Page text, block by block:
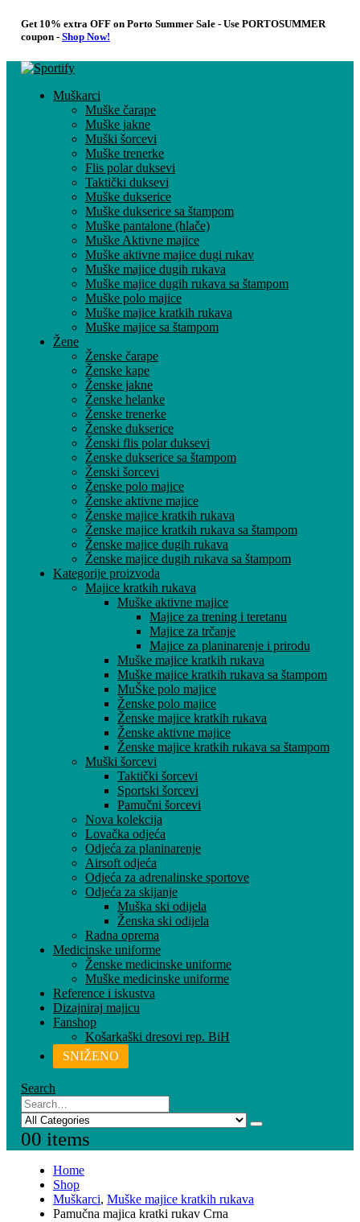
Get 10% extra OFF on Porto Summer Sale - Use PORTOSUMMER
coupon - Shop Now!
Muškarci
Muške čarape
Muške jakne
Muški šorcevi
Muške trenerke
Flis polar duksevi
Taktički duksevi
Muške dukserice
Muške dukserice sa štampom
Muške pantalone (hlače)
Muške Aktivne majice
Muške aktivne majice dugi rukav
Muške majice dugih rukava
Muške majice dugih rukava sa štampom
Muške polo majice
Muške majice kratkih rukava
Muške majice sa štampom
Žene
Ženske čarape
Ženske kape
Ženske jakne
Ženske helanke
Ženske trenerke
Ženske dukserice
Ženski flis polar duksevi
Ženske dukserice sa štampom
Ženski šorcevi
Ženske polo majice
Ženske aktivne majice
Ženske majice kratkih rukava
Ženske majice kratkih rukava sa štampom
Ženske majice dugih rukava
Ženske majice dugih rukava sa štampom
Kategorije proizvoda
Majice kratkih rukava
Muške aktivne majice
Majice za trening i teretanu
Majice za trčanje
Majice za planinarenje i prirodu
Muške majice kratkih rukava
Muške majice kratkih rukava sa štampom
MuŠke polo majice
Ženske polo majice
Ženske majice kratkih rukava
Ženske aktivne majice
Ženske majice kratkih rukava sa štampom
Muški šorcevi
Taktički šorcevi
Sportski šorcevi
Pamučni šorcevi
Nova kolekcija
Lovačka odjeća
Odjeća za planinarenje
Airsoft odjeća
Odjeća za adrenalinske sportove
Odjeća za skijanje
Muška ski odijela
Ženska ski odijela
Radna oprema
Medicinske uniforme
Ženske medicinske uniforme
Muške medicinske uniforme
Reference i iskustva
Dizajniraj majicu
Fanshop
Košarkaški dresovi rep. BiH
SNIŽENO
Search
00 items
Home
Shop
Muškarci, Muške majice kratkih rukava
Pamučna majica kratki rukav Crna